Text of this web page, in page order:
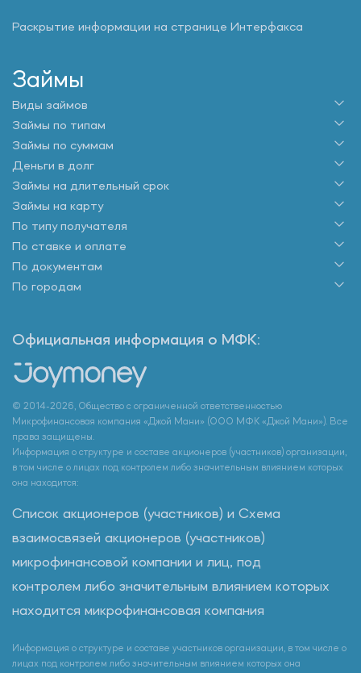
Раскрытие информации на странице Интерфакса
Займы
Виды займов
Займы по типам
Займы по суммам
Деньги в долг
Займы на длительный срок
Займы на карту
По типу получателя
По ставке и оплате
По документам
По городам
Официальная информация о МФК:
© 2014-2026, Общество с ограниченной ответственностью
Микрофинансовая компания «Джой Мани» (ООО МФК «Джой Мани»). Все
права защищены.
Информация о структуре и составе акционеров (участников) организации,
в том числе о лицах под контролем либо значительным влиянием которых
она находится:
Список акционеров (участников) и Схема
взаимосвязей акционеров (участников)
микрофинансовой компании и лиц, под
контролем либо значительным влиянием которых
находится микрофинансовая компания
Информация о структуре и составе участников организации, в том числе о
лицах под контролем либо значительным влиянием которых она